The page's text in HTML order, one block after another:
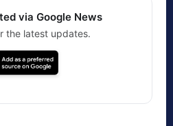
via Google News
the latest updates.